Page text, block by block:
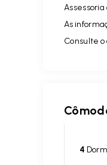
As
Consulte
4